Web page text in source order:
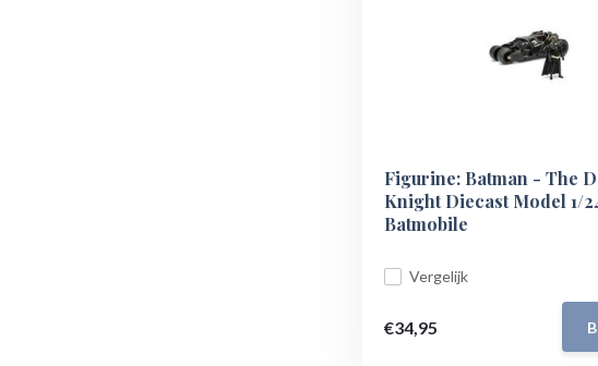
Figurine: Batman - The
Knight Diecast Model 1/
Batmobile
Vergelijk
€34,95